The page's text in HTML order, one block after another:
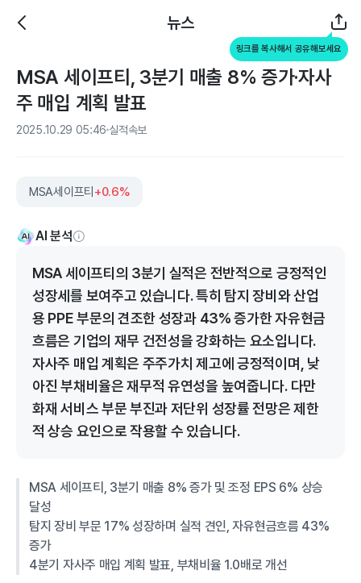
뉴스
링크를 복사해서 공유해보세요
MSA 세이프티, 3분기 매출 8% 증가·자사
주 매입 계획 발표
2025.10.29 05:46 실적속보
MSA세이프티 +0.6%
AI 분석
MSA 세이프티의 3분기 실적은 전반적으로 긍정적인
성장세를 보여주고 있습니다. 특히 탐지 장비와 산업
용 PPE 부문의 견조한 성장과 43% 증가한 자유현금
흐름은 기업의 재무 건전성을 강화하는 요소입니다.
자사주 매입 계획은 주주가치 제고에 긍정적이며, 낮
아진 부채비율은 재무적 유연성을 높여줍니다. 다만
화재 서비스 부문 부진과 저단위 성장률 전망은 제한
적 상승 요인으로 작용할 수 있습니다.
MSA 세이프티, 3분기 매출 8% 증가 및 조정 EPS 6% 상승
달성
탐지 장비 부문 17% 성장하며 실적 견인, 자유현금흐름 43%
증가
4분기 자사주 매입 계획 발표, 부채비율 1.0배로 개선